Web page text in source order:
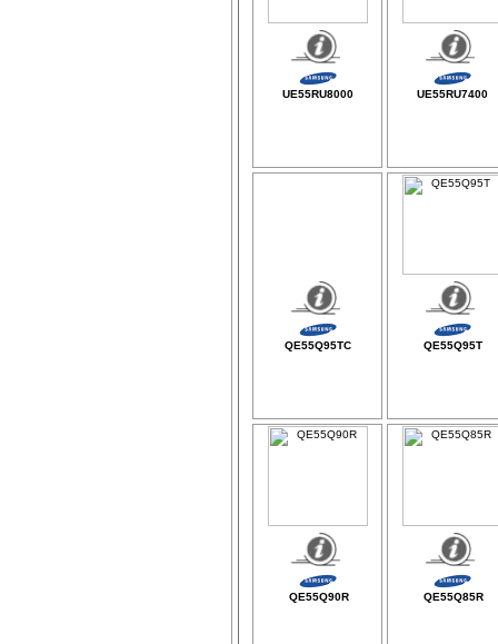
UE55RU8000 UE55RU7400
QE55Q95TC QE55Q95T
QE55Q90R QE55Q85R